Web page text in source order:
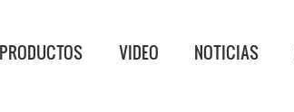
PRODUCTOS VIDEO NOTICIAS